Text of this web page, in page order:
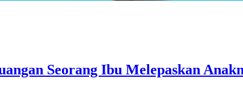
Seorang Ibu Melepaskan